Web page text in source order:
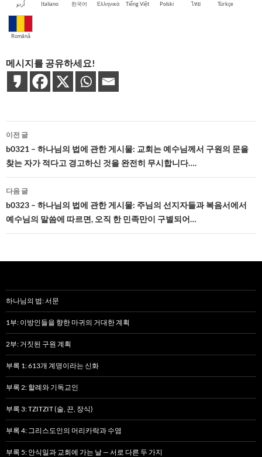
اُردو Italiano 한국어 Ελληνικά Tiếng Việt Polski ไทย Türkçe
Română
메시지를 공유하세요!
글
네
비
게
이
션
이전 글
b0321 – 하나님의 법에 관한 게시물: 교회는 예수님께서 구원의 문을
찾는 자가 적다고 경고하신 것을 완전히 무시합니다….
다음 글
b0323 – 하나님의 법에 관한 게시물: 주님의 선지자들과 복음서에서
예수님의 말씀에 따르면, 오직 한 민족만이 구별되어…
하나님의 법: 서문
1부: 이방인들을 향한 마귀의 거대한 계획
2부: 거짓된 구원 계획
부록 1: 613개 계명이라는 신화
부록 2: 할례와 기독교인
부록 3: TZITZIT (술, 끈, 장식)
부록 4: 그리스도인의 머리카락과 수염
부록 5: 안식일과 교회에 가는 날 — 서로 다른 두 가지